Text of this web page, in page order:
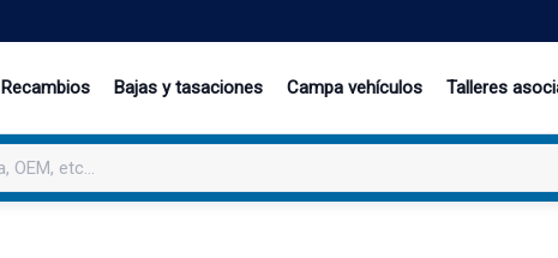
Recambios Bajas y tasaciones Campa vehículos Talleres